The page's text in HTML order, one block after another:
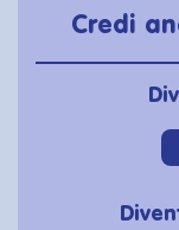
Credi